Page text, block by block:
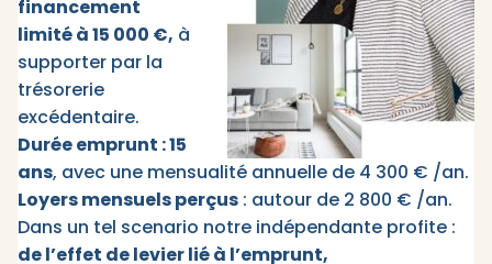
financement
limité à 15 000 €, à
supporter par la
trésorerie
excédentaire.
Durée emprunt : 15
ans, avec une mensualité annuelle de 4 300 € /an.
Loyers mensuels perçus : autour de 2 800 € /an.
Dans un tel scenario notre indépendante profite :
de l’effet de levier lié à l’emprunt,